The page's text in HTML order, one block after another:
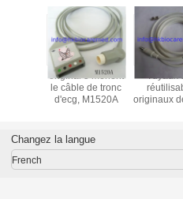
original 5 mènent
le câble de tronc
d'ecg, M1520A
Tuyaux
originaux de
Changez la langue
French